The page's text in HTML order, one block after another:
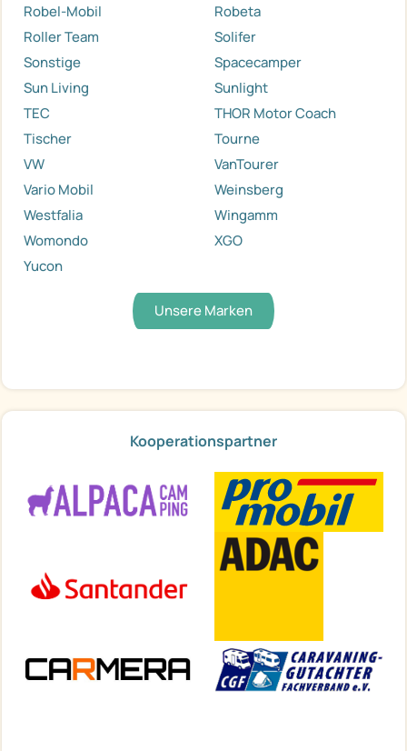
Robel-Mobil
Robeta
Roller Team
Solifer
Sonstige
Spacecamper
Sun Living
Sunlight
TEC
THOR Motor Coach
Tischer
Tourne
VW
VanTourer
Vario Mobil
Weinsberg
Westfalia
Wingamm
Womondo
XGO
Yucon
Unsere Marken
Kooperationspartner